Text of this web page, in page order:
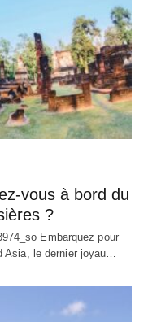
vous à bord du
?
Embarquez pour
Asia, le dernier joyau…